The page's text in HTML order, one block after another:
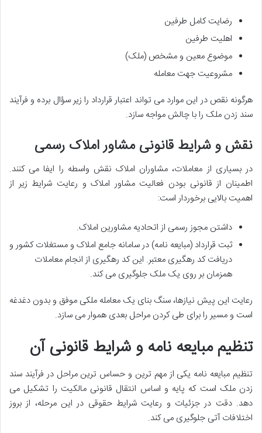
رضایت کامل طرفین
اهلیت طرفین
موضوع معین و مشخص (ملک)
مشروعیت جهت معامله
هرگونه نقص در این موارد می تواند اعتبار قرارداد را زیر سؤال برده و فرآیند
سند زدن ملک را با چالش مواجه سازد.
نقش و شرایط قانونی مشاور املاک رسمی
در بسیاری از معاملات، مشاوران املاک نقش واسطه را ایفا می کنند.
اطمینان از قانونی بودن فعالیت مشاور املاک و رعایت شرایط زیر از
اهمیت بالایی برخوردار است:
داشتن مجوز رسمی از اتحادیه مشاورین املاک.
ثبت قرارداد (مبایعه نامه) در سامانه جامع املاک و مستغلات کشور و
دریافت کد رهگیری معتبر. این کد رهگیری از انجام معاملات
همزمان بر روی یک ملک جلوگیری می کند.
رعایت این پیش نیازها، سنگ بنای یک معامله ملکی موفق و بدون دغدغه
است و مسیر را برای طی کردن مراحل بعدی هموار می سازد.
تنظیم مبایعه نامه و شرایط قانونی آن
تنظیم مبایعه نامه یکی از مهم ترین و حساس ترین مراحل در فرآیند سند
زدن ملک است که پایه و اساس انتقال قانونی مالکیت را تشکیل می
دهد. دقت در جزئیات و رعایت شرایط حقوقی در این مرحله، از بروز
اختلافات آتی جلوگیری می کند.